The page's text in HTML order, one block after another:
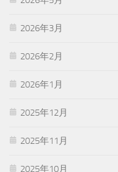
2026年3月
2026年2月
2026年1月
2025年12月
2025年11月
2025年10月